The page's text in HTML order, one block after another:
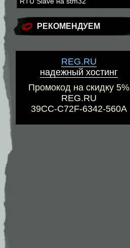
РЕКОМЕНДУЕМ
REG.RU
надежный хостинг
Промокод на скидку 5%
REG.RU
39CC-C72F-6342-560A